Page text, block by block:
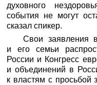
духовного
события не могут
сказал спикер.
Свои заявления
и его семьи
России и Конгресс
и объединений в
к властям с просьбой